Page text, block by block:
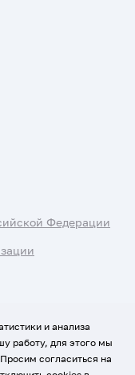
Федерации
и анализа
работу, для этого мы
согласиться на